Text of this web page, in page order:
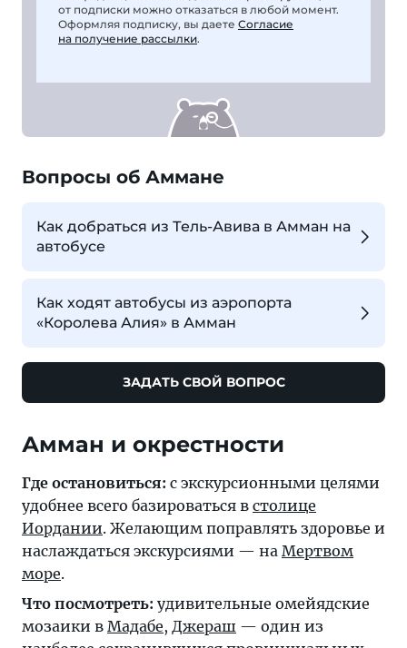
от подписки можно отказаться в любой момент.
Оформляя подписку, вы даете Согласие
на получение рассылки.
Вопросы об Аммане
Как добраться из Тель-Авива в Амман на
автобусе
Как ходят автобусы из аэропорта
«Королева Алия» в Амман
ЗАДАТЬ СВОЙ ВОПРОС
Амман и окрестности
Где остановиться: с экскурсионными целями
удобнее всего базироваться в столице
Иордании. Желающим поправлять здоровье и
наслаждаться экскурсиями — на Мертвом
море.
Что посмотреть: удивительные омейядские
мозаики в Мадабе, Джераш — один из